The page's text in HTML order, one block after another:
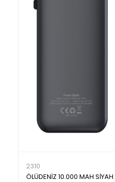
2310
ÖLÜDENİZ 10.000 MAH